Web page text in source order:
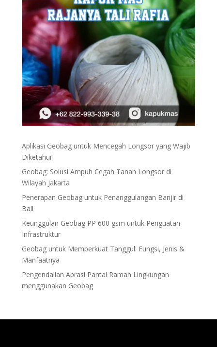
Aplikasi Geobag untuk Mencegah Longsor yang Wajib
Diketahui!
Geobag: Solusi Ampuh Cegah Tanah Longsor di
Wilayah Jakarta
Penerapan Geobag untuk Penanggulangan Banjir di
Bali
Keunggulan Geobag PP 600 gsm untuk Penguatan
Infrastruktur
Geobag untuk Memperkuat Tanggul: Fungsi, Jenis &
Manfaatnya
Pengendalian Abrasi Pantai Ramah Lingkungan
menggunakan Geobag